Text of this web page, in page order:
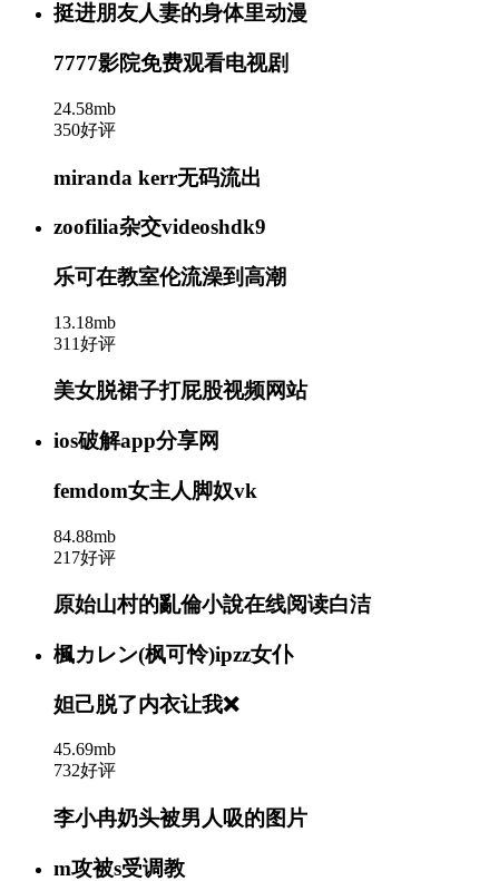
挺进朋友人妻的身体里动漫
7777影院免费观看电视剧
24.58mb
350好评
miranda kerr无码流出
zoofilia杂交videoshdk9
乐可在教室伦流澡到高潮
13.18mb
311好评
美女脱裙子打屁股视频网站
ios破解app分享网
femdom女主人脚奴vk
84.88mb
217好评
原始山村的亂倫小說在线阅读白洁
楓カレン(枫可怜)ipzz女仆
妲己脱了内衣让我❌
45.69mb
732好评
李小冉奶头被男人吸的图片
m攻被s受调教